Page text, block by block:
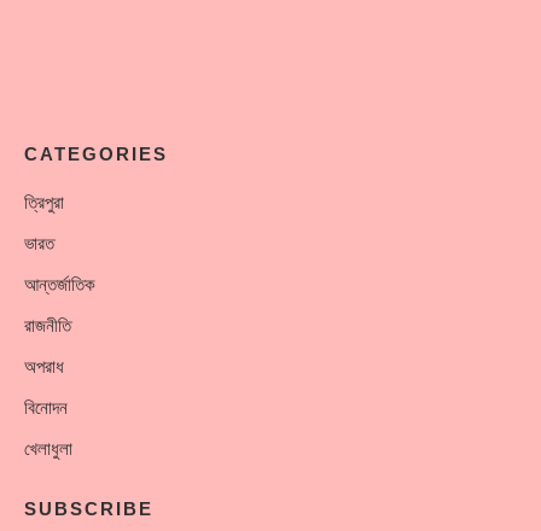
CATEGORIES
ত্রিপুরা
ভারত
আন্তর্জাতিক
রাজনীতি
অপরাধ
বিনোদন
খেলাধুলা
SUBSCRIBE